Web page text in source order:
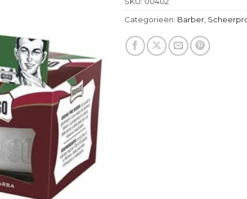
Categorieën: Barber